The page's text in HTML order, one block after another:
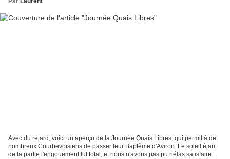
Avec du retard, voici un aperçu de la Journée Quais Libres, qui permit à de
nombreux Courbevoisiens de passer leur Baptême d'Aviron. Le soleil étant
de la partie l'engouement fut total, et nous n'avons pas pu hélas satisfaire